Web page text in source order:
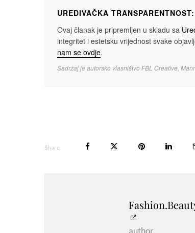
UREĐIVAČKA TRANSPARENTNOST:
Ovaj članak je pripremljen u skladu sa
integritet i estetsku vrijednost svake
nam se ovdje.
Sadržaj je autorsko vlasništvo FBL Creative,
Share
author